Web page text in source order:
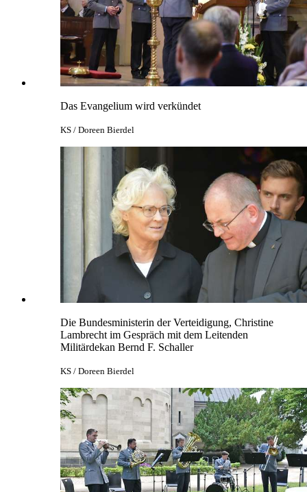
Das Evangelium wird verkündet
KS / Doreen Bierdel
Die Bundesministerin der Verteidigung, Christine
Lambrecht im Gespräch mit dem Leitenden
Militärdekan Bernd F. Schaller
KS / Doreen Bierdel